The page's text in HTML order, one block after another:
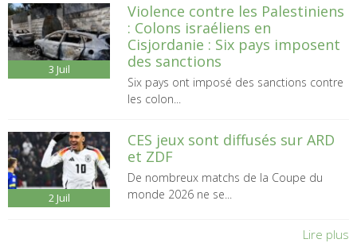
3 Juil
Violence contre les Palestiniens
: Colons israéliens en
Cisjordanie : Six pays imposent
des sanctions
Six pays ont imposé des sanctions contre
les colon...
2 Juil
CES jeux sont diffusés sur ARD
et ZDF
De nombreux matchs de la Coupe du
monde 2026 ne se...
Lire plus